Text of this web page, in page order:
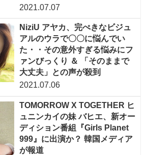
2021.07.07
NiziU アヤカ、完ぺきなビジュ
アルのウラで〇〇に悩んでい
た・・その意外すぎる悩みにフ
ァンびっくり ＆ 「そのままで
大丈夫」との声が殺到
2021.07.06
TOMORROW X TOGETHER ヒ
ュニンカイの妹 バヒエ、新オー
ディション番組『Girls Planet
999』に出演か？ 韓国メディア
が報道